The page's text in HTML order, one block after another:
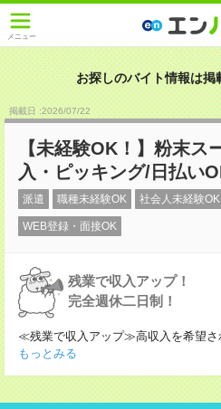
メニュー
お探しのバイト情報は掲
掲載日 :2026/07/22
【未経験OK！】粉末ス
入・ピッキング/日払い
派遣 職種未経験OK 社会人未経験OK
WEB登録・面接OK
残業で収入アップ！
完全週休二日制！
≪残業で収入アップ≫高収入を希望さ
もっとみる